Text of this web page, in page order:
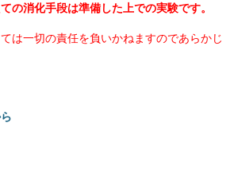
の消化手段は準備した上での実験です。
は一切の責任を負いかねますのであらかじ